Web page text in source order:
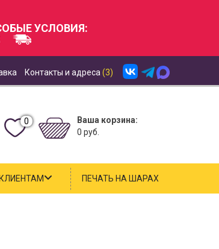
УСЛОВИЯ:
Контакты и адреса (3)
0
Ваша корзина:
0 руб.
ПЕЧАТЬ НА ШАРАХ